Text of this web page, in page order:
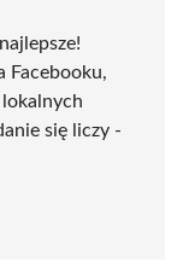
Facebooku,
się liczy -